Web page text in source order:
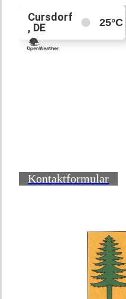
Kontaktformular